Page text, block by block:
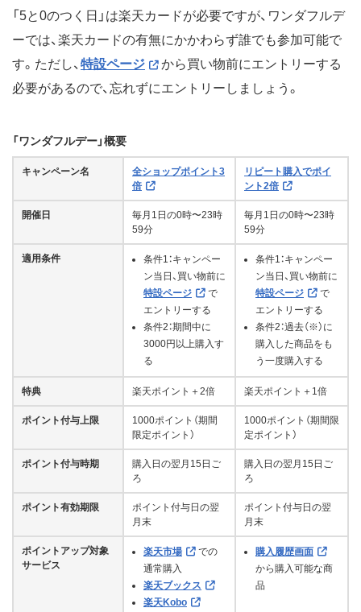
「5と0のつく日」は楽天カードが必要ですが、ワンダフルデ
ーでは、楽天カードの有無にかかわらず誰でも参加可能で
す。ただし、 特設ページ
から買い物前にエントリーする
必要があるので、忘れずにエントリーしましょう。
「ワンダフルデー」概要
キャンペーン名
全ショップポイント3
倍
リピート購入でポイ
ント2倍
開催日
毎月1日の0時〜23時
59分
毎月1日の0時〜23時
59分
適用条件
条件1：キャンペー
ン当日、買い物前に
特設ページ
で
エントリーする
条件2：期間中に
3000円以上購入す
る
条件1：キャンペー
ン当日、買い物前に
特設ページ
で
エントリーする
条件2：過去（※）に
購入した商品をも
う一度購入する
特典 楽天ポイント＋2倍 楽天ポイント＋1倍
ポイント付与上限
1000ポイント（期間
限定ポイント）
1000ポイント（期間限
定ポイント）
ポイント付与時期
購入日の翌月15日ご
ろ
購入日の翌月15日ご
ろ
ポイント有効期限
ポイント付与日の翌
月末
ポイント付与日の翌
月末
ポイントアップ対象
サービス
楽天市場
での
通常購入
楽天ブックス
楽天Kobo
購入履歴画面
から購入可能な商
品